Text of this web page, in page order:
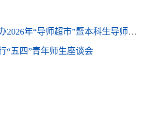
年“导师超市”暨本科生导师制师生双选工作会议
“五四”青年师生座谈会